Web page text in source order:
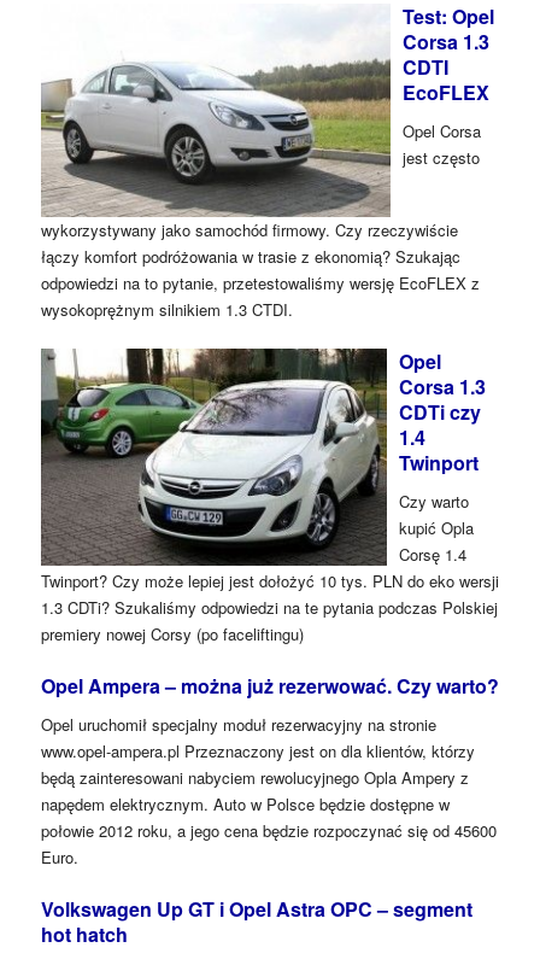
Test: Opel
Corsa 1.3
CDTI
EcoFLEX
Opel Corsa
jest często
wykorzystywany jako samochód firmowy. Czy rzeczywiście
łączy komfort podróżowania w trasie z ekonomią? Szukając
odpowiedzi na to pytanie, przetestowaliśmy wersję EcoFLEX z
wysokoprężnym silnikiem 1.3 CTDI.
Opel
Corsa 1.3
CDTi czy
1.4
Twinport
Czy warto
kupić Opla
Corsę 1.4
Twinport? Czy może lepiej jest dołożyć 10 tys. PLN do eko wersji
1.3 CDTi? Szukaliśmy odpowiedzi na te pytania podczas Polskiej
premiery nowej Corsy (po faceliftingu)
Opel Ampera – można już rezerwować. Czy warto?
Opel uruchomił specjalny moduł rezerwacyjny na stronie
www.opel-ampera.pl Przeznaczony jest on dla klientów, którzy
będą zainteresowani nabyciem rewolucyjnego Opla Ampery z
napędem elektrycznym. Auto w Polsce będzie dostępne w
połowie 2012 roku, a jego cena będzie rozpoczynać się od 45600
Euro.
Volkswagen Up GT i Opel Astra OPC – segment
hot hatch